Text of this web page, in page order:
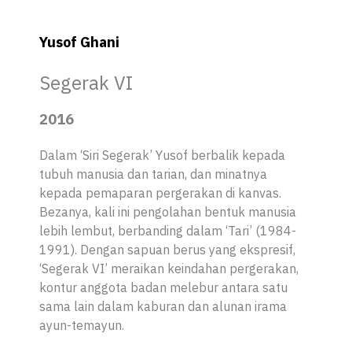
Yusof Ghani
Segerak VI
2016
Dalam ‘Siri Segerak’ Yusof berbalik kepada
tubuh manusia dan tarian, dan minatnya
kepada pemaparan pergerakan di kanvas.
Bezanya, kali ini pengolahan bentuk manusia
lebih lembut, berbanding dalam ‘Tari’ (1984-
1991). Dengan sapuan berus yang ekspresif,
‘Segerak VI’ meraikan keindahan pergerakan,
kontur anggota badan melebur antara satu
sama lain dalam kaburan dan alunan irama
ayun-temayun.